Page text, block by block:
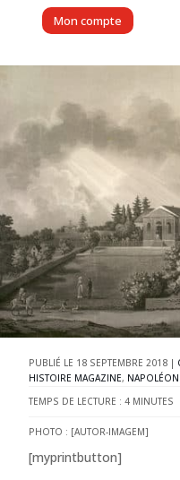
Mon compte
18 SEPTEMBRE 2018 |
HISTOIRE MAGAZINE, NAPOLÉON
TEMPS DE LECTURE : 4 MINUTES
PHOTO : [AUTOR-IMAGEM]
[myprintbutton]